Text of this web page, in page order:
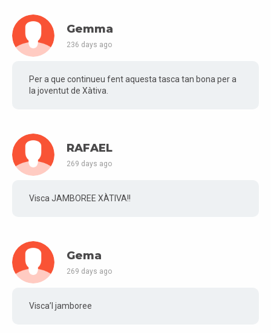
Gemma
236 days ago
Per a que continueu fent aquesta tasca tan bona per a
la joventut de Xàtiva.
RAFAEL
269 days ago
Visca JAMBOREE XÀTIVA!!
Gema
269 days ago
Visca’l jamboree